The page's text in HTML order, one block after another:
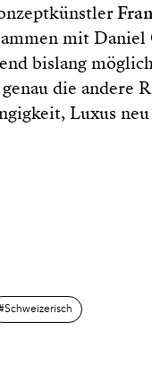
mit
bislang
die
Luxus
Schweizerisch